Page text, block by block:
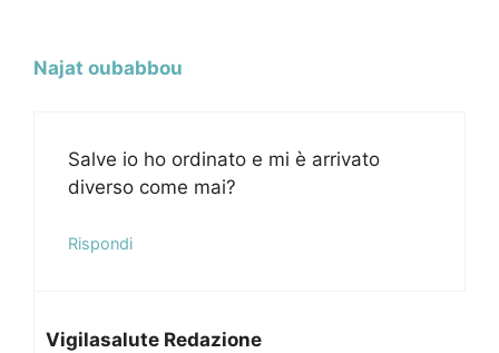
Najat oubabbou
Salve io ho ordinato e mi è arrivato
diverso come mai?
Rispondi
Vigilasalute Redazione